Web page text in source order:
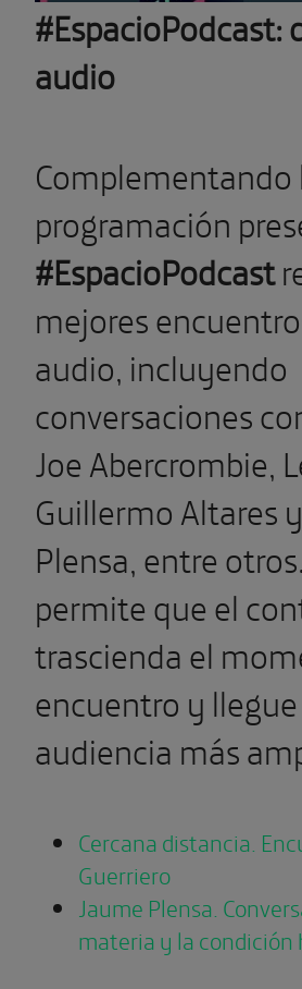
#EspacioPodcast:
audio
Complementando
programación
#EspacioPodcast
mejores
audio, incluyendo
conversaciones
Joe Abercrombie,
Guillermo Altares
Plensa, entre
permite que el
trascienda el
encuentro y
audiencia más
Cercana distancia.
Guerriero
Jaume Plensa.
materia y la condición